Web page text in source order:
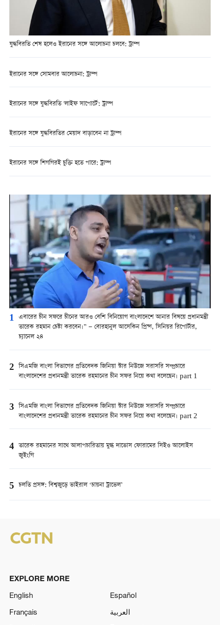
যুদ্ধবিরতি শেষ হলেও ইরানের সঙ্গে আলোচনা চলবে: ট্রাম্প
ইরানের সঙ্গে সোমবার আলোচনা: ট্রাম্প
ইরানের সঙ্গে যুদ্ধবিরতি 'লাইফ সাপোর্টে': ট্রাম্প
ইরানের সঙ্গে যুদ্ধবিরতির মেয়াদ বাড়াবেন না ট্রাম্প
ইরানের সঙ্গে শিগগিরই চুক্তি হতে পারে: ট্রাম্প
1 এবারের চীন সফরে চীনের আরও বেশি বিনিয়োগ বাংলাদেশে আনার বিষয়ে প্রধানমন্ত্রী
তারেক রহমান চেষ্টা করবেন।” — বোরহানুল আসেকিন প্রিন্স, সিনিয়র রিপোর্টার,
চ্যানেল ২৪
2 সিএমজি বাংলা বিভাগের প্রতিবেদক জিনিয়া স্টার নিউজে সরাসরি সম্প্রচারে
বাংলাদেশের প্রধানমন্ত্রী তারেক রহমানের চীন সফর নিয়ে কথা বলেছেন। part 1
3 সিএমজি বাংলা বিভাগের প্রতিবেদক জিনিয়া স্টার নিউজে সরাসরি সম্প্রচারে
বাংলাদেশের প্রধানমন্ত্রী তারেক রহমানের চীন সফর নিয়ে কথা বলেছেন। part 2
4 তারেক রহমানের সাথে আলাপচারিতায় মুগ্ধ দাভোস ফোরামের সিইও আলোইস
জুইংগি
5 চলতি প্রসঙ্গ: বিশ্বজুড়ে ভাইরাল ‘চায়না ট্রাভেল’
EXPLORE MORE
English
Español
Français
العربية